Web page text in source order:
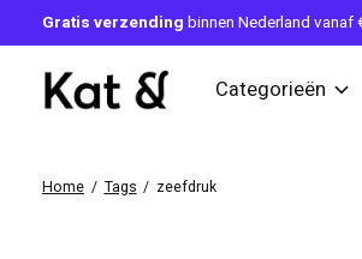
Gratis verzending binnen Nederland vanaf
Categorieën
Home / Tags / zeefdruk